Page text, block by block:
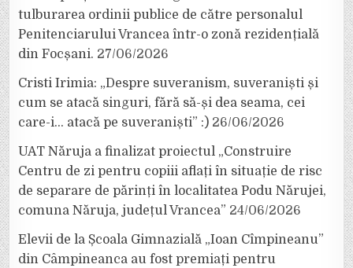
tulburarea ordinii publice de către personalul
Penitenciarului Vrancea într-o zonă rezidențială
din Focșani. 27/06/2026
Cristi Irimia: „Despre suveranism, suveraniști și
cum se atacă singuri, fără să-și dea seama, cei
care-i… atacă pe suveraniști” :) 26/06/2026
UAT Năruja a finalizat proiectul „Construire
Centru de zi pentru copiii aflați în situație de risc
de separare de părinți în localitatea Podu Nărujei,
comuna Năruja, județul Vrancea” 24/06/2026
Elevii de la Școala Gimnazială „Ioan Cîmpineanu”
din Câmpineanca au fost premiați pentru